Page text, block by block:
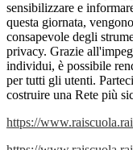
sensibilizzare e
questa giornata,
consapevole degli
privacy. Grazie
individui, è possibile
per tutti gli utenti.
costruire una Rete più
https://